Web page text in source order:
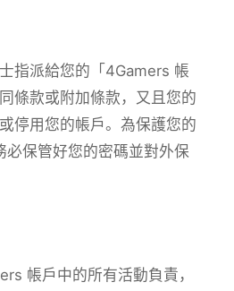
指派給您的「4Gamers 帳
條款或附加條款，又且您的
停用您的帳戶。為保護您的
保管好您的密碼並對外保
帳戶中的所有活動負責，